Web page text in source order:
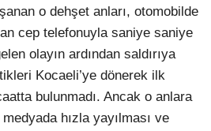
o dehşet anları, otomobilde
cep telefonuyla saniye saniye
olayın ardından saldırıya
Kocaeli’ye dönerek ilk
bulunmadı. Ancak o anlara
hızla yayılması ve